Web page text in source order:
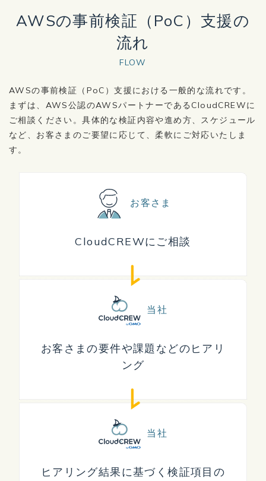
AWSの事前検証（PoC）支援の
流れ
FLOW
AWSの事前検証（PoC）支援における一般的な流れです。
まずは、AWS公認のAWSパートナーであるCloudCREWに
ご相談ください。具体的な検証内容や進め方、スケジュール
など、お客さまのご要望に応じて、柔軟にご対応いたしま
す。
お客さま
CloudCREWにご相談
当社
お客さまの要件や課題などのヒアリ
ング
当社
ヒアリング結果に基づく検証項目の